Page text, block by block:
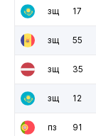
зщ 17
зщ 55
зщ 35
зщ 12
пз 91